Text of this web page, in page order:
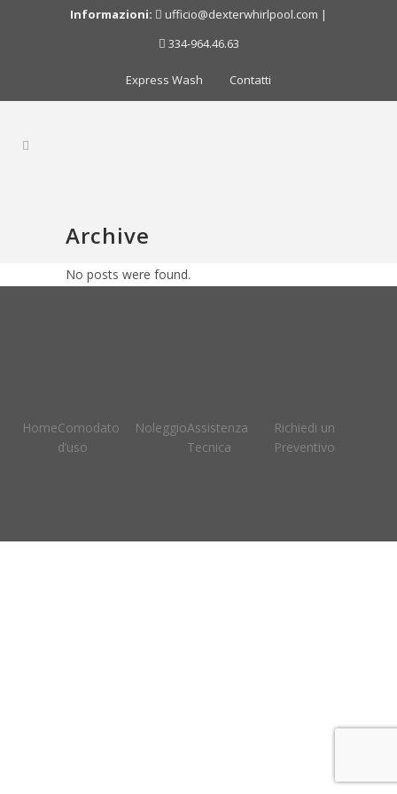
Informazioni: ufficio@dexterwhirlpool.com |
334-964.46.63
Express Wash Contatti
Archive
No posts were found.
HomeComodato
d’uso
NoleggioAssistenza
Tecnica
Richiedi un
Preventivo